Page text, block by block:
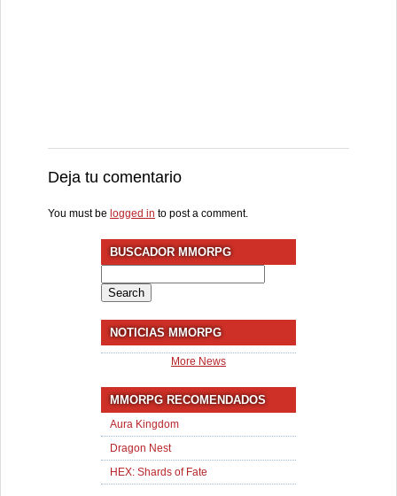
Deja tu comentario
You must be logged in to post a comment.
BUSCADOR MMORPG
for:
NOTICIAS MMORPG
More News
MMORPG RECOMENDADOS
Aura Kingdom
Dragon Nest
HEX: Shards of Fate